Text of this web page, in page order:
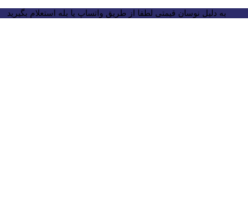
به دلیل نوسان قیمتی لطفا از طریق واتساپ یا بله استعلام بگیرید